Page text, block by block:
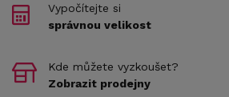
Vypočítejte si
správnou velikost
Kde můžete vyzkoušet?
Zobrazit prodejny